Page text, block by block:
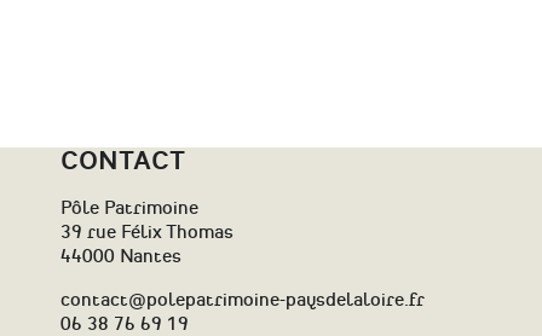
CONTACT
Pôle Patrimoine
39 rue Félix Thomas
44000 Nantes
contact@polepatrimoine-paysdelaloire.fr
06 38 76 69 19